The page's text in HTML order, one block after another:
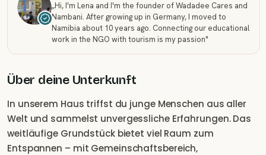
„Hi, I'm Lena and I'm the founder of Wadadee Cares and
Nambani. After growing up in Germany, I moved to
Namibia about 10 years ago. Connecting our educational
work in the NGO with tourism is my passion"
Über deine Unterkunft
In unserem Haus triffst du junge Menschen aus aller
Welt und sammelst unvergessliche Erfahrungen. Das
weitläufige Grundstück bietet viel Raum zum
Entspannen – mit Gemeinschaftsbereich,